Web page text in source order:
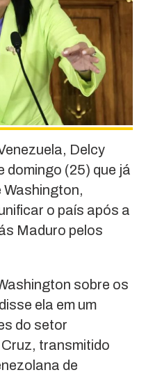
Delcy
domingo (25) que já
o país após a
Maduro pelos
sobre os
ela em um
do setor
transmitido
de